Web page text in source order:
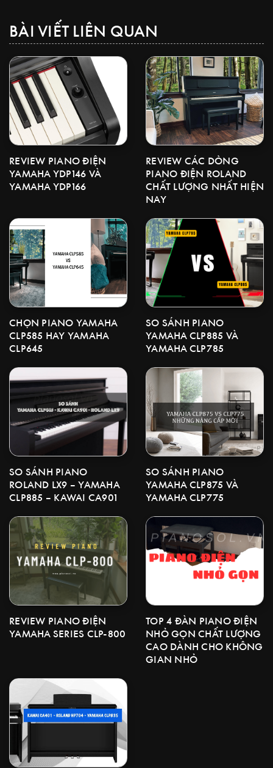
BÀI VIẾT LIÊN QUAN
REVIEW PIANO ĐIỆN
YAMAHA YDP146 VÀ
YAMAHA YDP166
REVIEW CÁC DÒNG
PIANO ĐIỆN ROLAND
CHẤT LƯỢNG NHẤT HIỆN
NAY
CHỌN PIANO YAMAHA
CLP585 HAY YAMAHA
CLP645
SO SÁNH PIANO
YAMAHA CLP885 VÀ
YAMAHA CLP785
SO SÁNH PIANO
ROLAND LX9 – YAMAHA
CLP885 – KAWAI CA901
SO SÁNH PIANO
YAMAHA CLP875 VÀ
YAMAHA CLP775
REVIEW PIANO ĐIỆN
YAMAHA SERIES CLP-800
TOP 4 ĐÀN PIANO ĐIỆN
NHỎ GỌN CHẤT LƯỢNG
CAO DÀNH CHO KHÔNG
GIAN NHỎ